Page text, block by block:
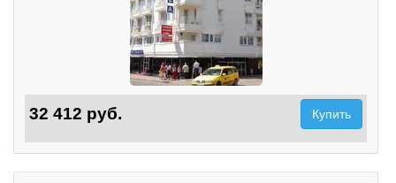
32 412 руб. Купить